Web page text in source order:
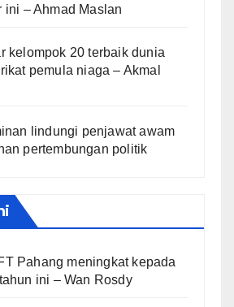
ini – Ahmad Maslan
kelompok 20 terbaik dunia
pemula niaga – Akmal
lindungi penjawat awam
pertembungan politik
Pahang meningkat kepada
ini – Wan Rosdy